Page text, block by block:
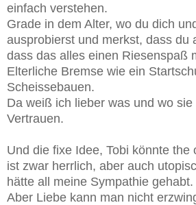
einfach verstehen.
Grade in dem Alter, wo du dich
ausprobierst und merkst, dass du
dass das alles einen Riesenspaß
Elterliche Bremse wie ein
Scheissebauen.
Da weiß ich lieber was und wo
Vertrauen.
Und die fixe Idee, Tobi könnte the
ist zwar herrlich, aber auch
hätte all meine Sympathie gehabt.
Aber Liebe kann man nicht